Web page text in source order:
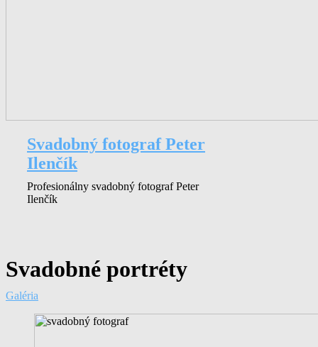
Svadobný fotograf Peter
Ilenčík
Profesionálny svadobný fotograf Peter
Ilenčík
Svadobné portréty
Galéria